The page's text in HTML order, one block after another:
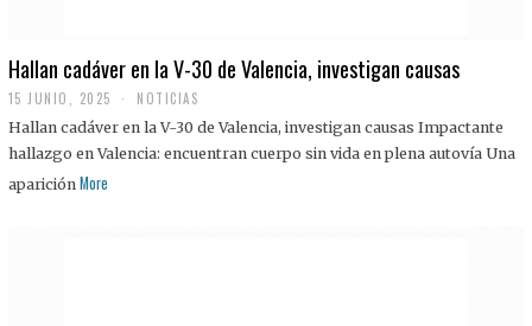
Hallan cadáver en la V-30 de Valencia, investigan causas
15 JUNIO, 2025 NOTICIAS
Hallan cadáver en la V-30 de Valencia, investigan causas Impactante
hallazgo en Valencia: encuentran cuerpo sin vida en plena autovía Una
aparición More